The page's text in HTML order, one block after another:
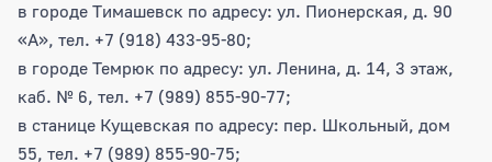
в городе Тимашевск по адресу: ул. Пионерская, д. 90
«А», тел. +7 (918) 433-95-80;
в городе Темрюк по адресу: ул. Ленина, д. 14, 3 этаж,
каб. № 6, тел. +7 (989) 855-90-77;
в станице Кущевская по адресу: пер. Школьный, дом
55, тел. +7 (989) 855-90-75;